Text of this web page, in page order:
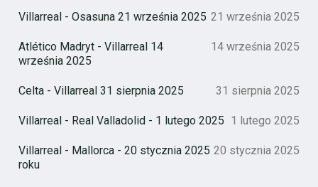
Villarreal - Osasuna 21 września 2025 21 września 2025
Atlético Madryt - Villarreal 14
września 2025
14 września 2025
Celta - Villarreal 31 sierpnia 2025 31 sierpnia 2025
Villarreal - Real Valladolid - 1 lutego 2025 1 lutego 2025
Villarreal - Mallorca - 20 stycznia 2025
roku
20 stycznia 2025